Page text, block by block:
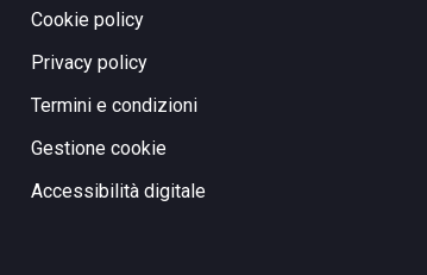
Cookie policy
Privacy policy
Termini e condizioni
Gestione cookie
Accessibilità digitale